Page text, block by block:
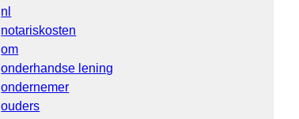
nl
notariskosten
om
onderhandse lening
ondernemer
ouders